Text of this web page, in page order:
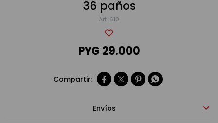
36 paños
610
PYG 29.000
   
Envíos